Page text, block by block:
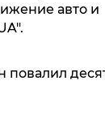
авто и